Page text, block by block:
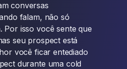
conversas
falam, não só
Por isso você sente que
seu prospect está
você ficar entediado
durante uma cold